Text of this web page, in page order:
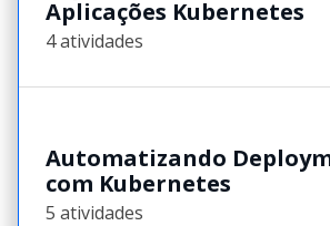
Aplicações Kubernetes
4 atividades
Automatizando
com Kubernetes
5 atividades